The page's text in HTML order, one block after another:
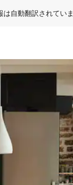
は自動翻訳されていま